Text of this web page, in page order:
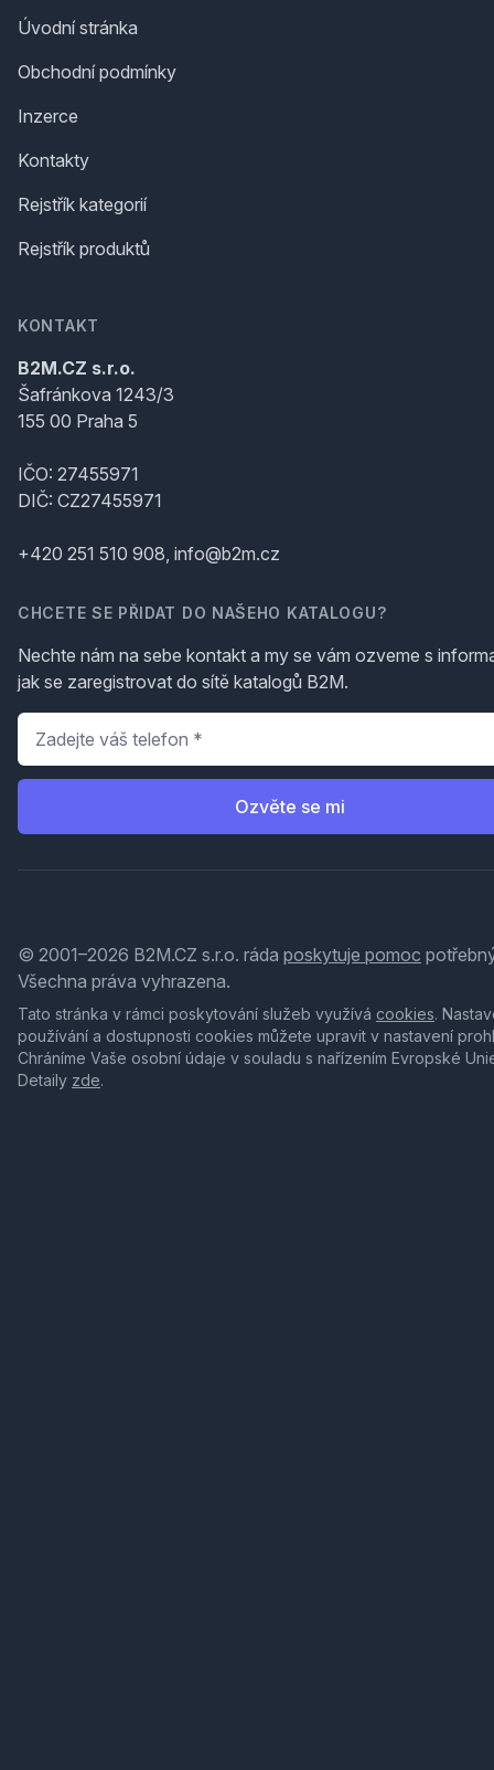
Úvodní stránka
Obchodní podmínky
Inzerce
Kontakty
Rejstřík kategorií
Rejstřík produktů
KONTAKT
B2M.CZ s.r.o.
Šafránkova 1243/3
155 00 Praha 5
IČO: 27455971
DIČ: CZ27455971
+420 251 510 908, info@b2m.cz
CHCETE SE PŘIDAT DO NAŠEHO KATALOGU?
Nechte nám na sebe kontakt a my se vám ozveme s
jak se zaregistrovat do sítě katalogů B2M.
Telefon
Ozvěte se mi
© 2001–2026 B2M.CZ s.r.o. ráda poskytuje pomoc
Všechna práva vyhrazena.
Tato stránka v rámci poskytování služeb využívá cookies.
používání a dostupnosti cookies můžete upravit v nastavení
Chráníme Vaše osobní údaje v souladu s nařízením Evropské
Detaily zde.